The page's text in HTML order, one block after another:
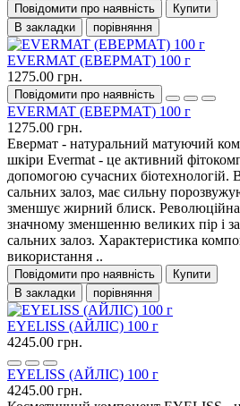
Повідомити про наявність
Купити
В закладки
порівняння
EVERMAT (ЕВЕРМАТ) 100 г
1275.00 грн.
Повідомити про наявність
EVERMAT (ЕВЕРМАТ) 100 г
1275.00 грн.
Евермат - натуральний матуючий
шкіри Evermat - це активний
допомогою сучасних біотехнологій.
сальних залоз, має сильну
зменшує жирний блиск.
значному зменшенню великих пір і
сальних залоз. Характеристика
використання ..
Повідомити про наявність
Купити
В закладки
порівняння
EYELISS (АЙЛІС) 100 г
4245.00 грн.
EYELISS (АЙЛІС) 100 г
4245.00 грн.